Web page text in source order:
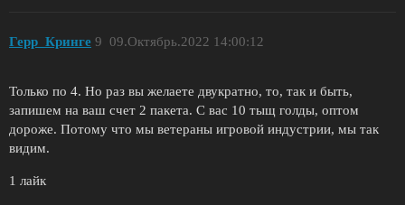
Герр_Кринге 09.Октябрь.2022 14:00:12
9
Только по 4. Но раз вы желаете двукратно, то, так и быть,
запишем на ваш счет 2 пакета. С вас 10 тыщ голды, оптом
дороже. Потому что мы ветераны игровой индустрии, мы так
видим.
1 лайк